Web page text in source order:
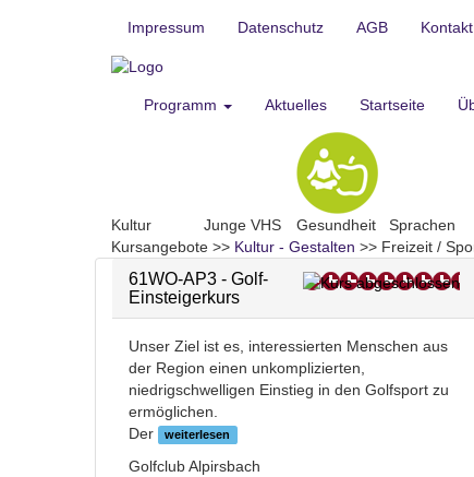
Impressum Datenschutz AGB Kontakt
Programm Aktuelles Startseite
Kultur Junge VHS Gesundheit Sprachen
Kursangebote >> Kultur - Gestalten >> Freizeit /
61WO-AP3 - Golf-
Einsteigerkurs
Unser Ziel ist es, interessierten Menschen aus
der Region einen unkomplizierten,
niedrigschwelligen Einstieg in den Golfsport zu
ermöglichen.
Der
weiterlesen
Golfclub Alpirsbach